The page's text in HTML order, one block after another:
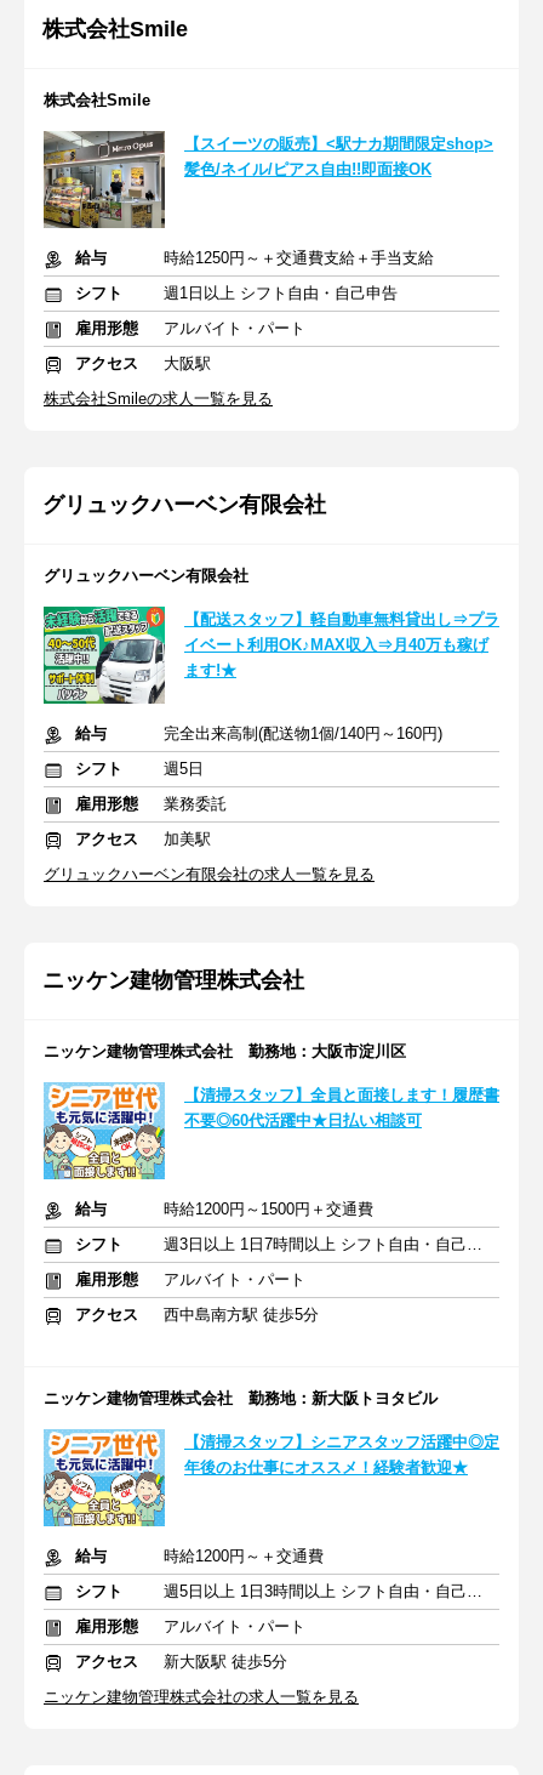
株式会社Smile
株式会社Smile
【スイーツの販売】<駅ナカ期間限定shop>
髪色/ネイル/ピアス自由!!即面接OK
給与
時給1250円～＋交通費支給＋手当支給
シフト
週1日以上 シフト自由・自己申告
雇用形態
アルバイト・パート
アクセス
大阪駅
株式会社Smileの求人一覧を見る
グリュックハーベン有限会社
グリュックハーベン有限会社
【配送スタッフ】軽自動車無料貸出し⇒プラ
イベート利用OK♪MAX収入⇒月40万も稼げ
ます!★
給与
完全出来高制(配送物1個/140円～160円)
シフト
週5日
雇用形態
業務委託
アクセス
加美駅
グリュックハーベン有限会社の求人一覧を見る
ニッケン建物管理株式会社
ニッケン建物管理株式会社 勤務地：大阪市淀川区
【清掃スタッフ】全員と面接します！履歴書
不要◎60代活躍中★日払い相談可
給与
時給1200円～1500円＋交通費
シフト
週3日以上 1日7時間以上 シフト自由・自己申告
雇用形態
アルバイト・パート
アクセス
西中島南方駅 徒歩5分
ニッケン建物管理株式会社 勤務地：新大阪トヨタビル
【清掃スタッフ】シニアスタッフ活躍中◎定
年後のお仕事にオススメ！経験者歓迎★
給与
時給1200円～＋交通費
シフト
週5日以上 1日3時間以上 シフト自由・自己申告
雇用形態
アルバイト・パート
アクセス
新大阪駅 徒歩5分
ニッケン建物管理株式会社の求人一覧を見る